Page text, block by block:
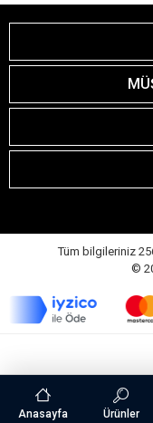
Tüm bilgileriniz
©
Anasayfa Ürünler